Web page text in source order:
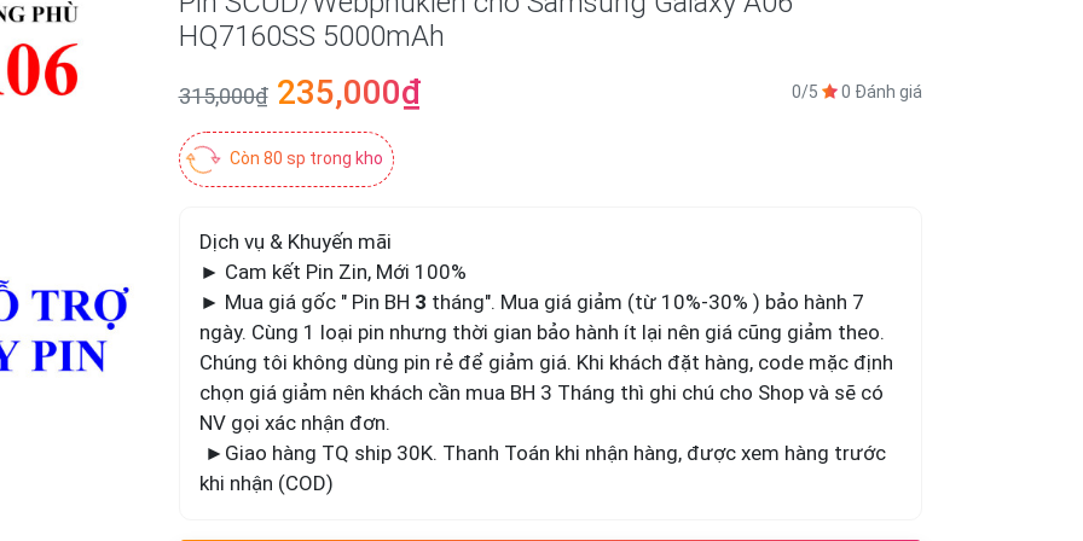
HQ7160SS 5000mAh
315,000₫ 235,000₫ 0/5 0 Đánh giá
Còn 80 sp trong kho
Dịch vụ & Khuyến mãi
► Cam kết Pin Zin, Mới 100%
► Mua giá gốc " Pin BH 3 tháng". Mua giá giảm (từ 10%-30% ) bảo hành 7
ngày. Cùng 1 loại pin nhưng thời gian bảo hành ít lại nên giá cũng giảm theo.
Chúng tôi không dùng pin rẻ để giảm giá. Khi khách đặt hàng, code mặc định
chọn giá giảm nên khách cần mua BH 3 Tháng thì ghi chú cho Shop và sẽ có
NV gọi xác nhận đơn.
►Giao hàng TQ ship 30K. Thanh Toán khi nhận hàng, được xem hàng trước
khi nhận (COD)